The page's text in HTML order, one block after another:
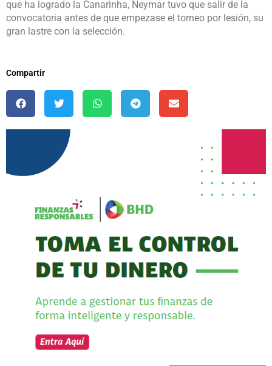
que ha logrado la Canarinha, Neymar tuvo que salir de la
convocatoria antes de que empezase el torneo por lesión, su
gran lastre con la selección.
Compartir